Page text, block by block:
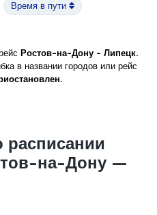
Время в пути
Ростов-на-Дону - Липецк.
в названии городов или рейс
.
на-Дону —